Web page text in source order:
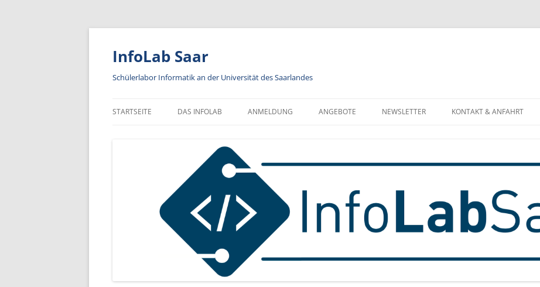
Zum
springen
InfoLab Saar
Schülerlabor Informatik an der Universität des Saarlandes
STARTSEITE DAS INFOLAB ANMELDUNG
INFORMATIONEN ZUR
ANMELDUNG
ANMELDUNG FÜR KLASSEN
ANGEBOTE
BERUFSORIENTIERUNG
NEWSLETTER
NEWSLETTER FÜR LEHRKRÄFTE
KONTAKT & ANFAHRT